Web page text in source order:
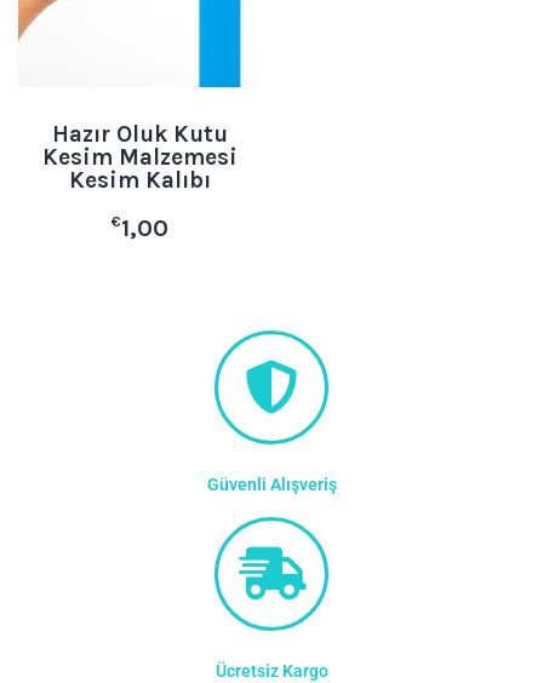
Hazır Oluk Kutu
Kesim Malzemesi
Kesim Kalıbı
€1,00
Güvenli Alışveriş
Ücretsiz Kargo